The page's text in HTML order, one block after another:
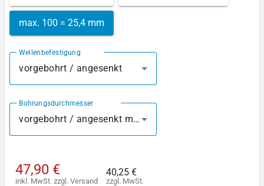
max. 100 = 25,4 mm
Wellenbefestigung
vorgebohrt / angesenkt
Bohrungsdurchmesser
vorgebohrt / angesenkt mm
47,90 €
inkl. MwSt. zzgl. Versand
40,25 €
zzgl. MwSt.